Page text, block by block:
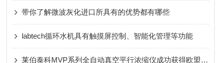
带你了解微波灰化进口所具有的优势都有哪些
labtech循环水机具有触摸屏控制、智能化管理等功能
莱伯泰科MVP系列全自动真空平行浓缩仪成功获得欧盟CE认证